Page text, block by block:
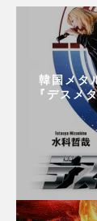
韓国メタ
『デスメ